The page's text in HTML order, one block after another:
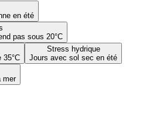
en été
pas sous 20°C
35°C
Stress hydrique
Jours avec sol sec en été
mer